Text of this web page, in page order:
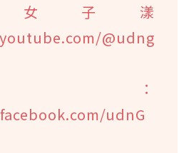
女子漾
@udng
：
udnG